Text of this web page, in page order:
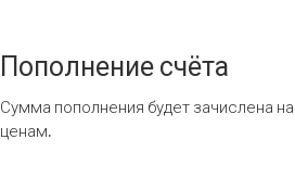
Пополнение счёта
Сумма пополнения будет зачислена
ценам.